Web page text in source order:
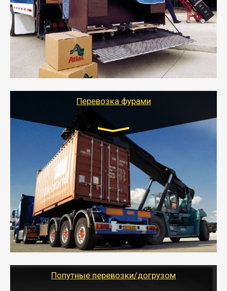
- Служебный или военный переезд может быть на
отдельном авто или догрузом (по меньшей
стоимости).
- Тайгер Логистик подберет автотранспорт, быстро и
качественно организует переезд к новому месту
службы или работы с гарантией сохранности груза и
оформлением документов, подтверждающих
Перевозка фурами
Транспорт:
Еврофура Тент от 5 до 10 тонн
грузоподъемность
от 10 000 руб. Возможен догруз
- Доставка фурой до 20 т возможна для больших
объемов грузов, упакованных в коробки, мешки,
паллеты и россыпью в самые отдаленные места
России с гарантией полной сохранности.
- Тайгер Логистик предоставляет услуги по
грузоперевозкам для физических и юридических лиц
Попутные перевозки/догрузом